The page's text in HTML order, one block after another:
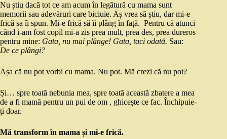
Nu știu dacă tot ce am acum în legătură cu mama sunt
memorii sau adevăruri care biciuie. Aș vrea să știu, dar mi-e
frică sa îi spun. Mi-e frică să îi plâng în față. Pentru că atunci
când i-am fost copil mi-a zis prea mult, prea des, prea dureros
pentru mine: Gata, nu mai plânge! Gata, taci odată. Sau:
De ce plângi?
Așa că nu pot vorbi cu mama. Nu pot. Mă crezi că nu pot?
Și… spre toată nebunia mea, spre toată această zbatere a mea
de a fi mamă pentru un pui de om , ghicește ce fac. Închipuie-
ți doar.
Mă transform în mama și mi-e frică.